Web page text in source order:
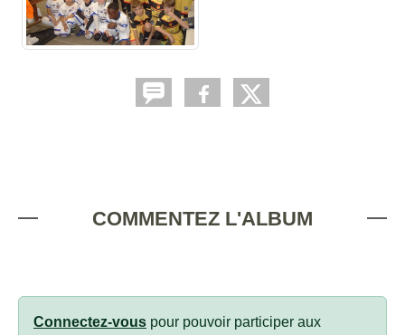
COMMENTEZ L'ALBUM
Connectez-vous pour pouvoir participer aux